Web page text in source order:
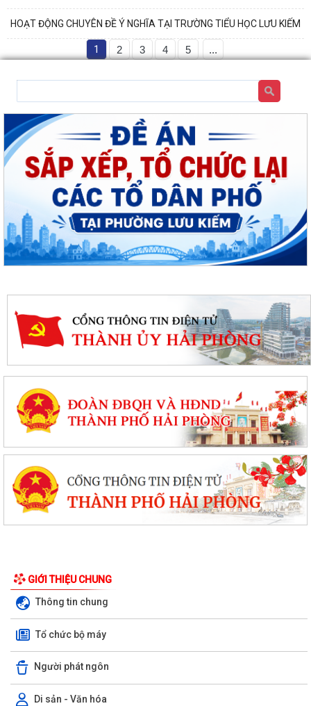
HOẠT ĐỘNG CHUYÊN ĐỀ Ý NGHĨA TẠI TRƯỜNG TIỂU HỌC LƯU KIẾM
1 2 3 4 5 ...
GIỚI THIỆU CHUNG
Thông tin chung
Tổ chức bộ máy
Người phát ngôn
Di sản - Văn hóa